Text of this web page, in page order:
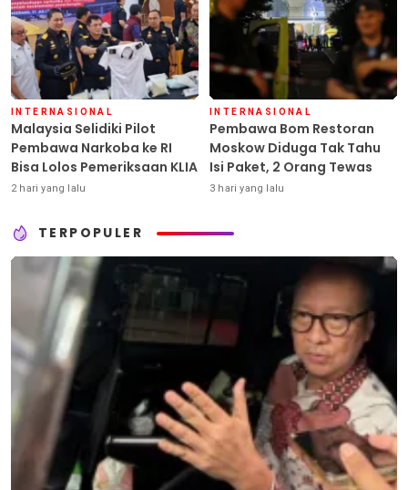
INTERNASIONAL
Malaysia Selidiki Pilot
Pembawa Narkoba ke RI
Bisa Lolos Pemeriksaan KLIA
2 hari yang lalu
INTERNASIONAL
Pembawa Bom Restoran
Moskow Diduga Tak Tahu
Isi Paket, 2 Orang Tewas
3 hari yang lalu
TERPOPULER